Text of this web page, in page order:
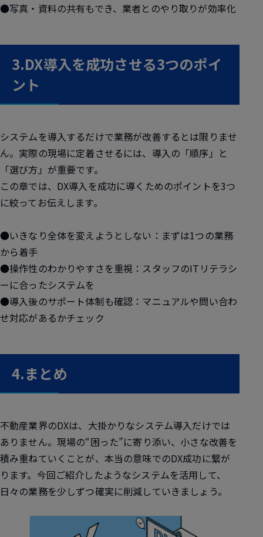
●写真・資料の共有もでき、業者とのやり取りが効率化
3.DX導入を成功させる3つのポイ
ント
システムを導入するだけで業務が改善するとは限りませ
ん。実際の現場に定着させるには、導入の「順序」と
「選び方」が重要です。
この章では、DX導入を成功に導くためのポイントを3つ
に絞ってお伝えします。
●いきなり全体を変えようとしない：まずは1つの業務
から着手
●操作性のわかりやすさを重視：スタッフのITリテラシ
ーに合ったシステムを
●導入後のサポート体制も確認：マニュアルや問い合わ
せ対応があるかチェック
4.まとめ
不動産業界のDXは、大掛かりなシステム導入だけでは
ありません。現場の“困った”に寄り添い、小さな改善を
積み重ねていくことが、本当の意味でのDX成功に繋が
ります。今回ご紹介したようなシステムを活用して、
日々の業務を少しずつ確実に削減していきましょう。